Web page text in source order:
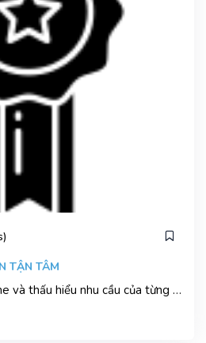
TẬN TÂM
Chúng tôi luôn lắng nghe và thấu hiểu nhu cầu của từng bệnh nhân, từ đó đưa ra các phác đồ điều trị cá nhân hóa, phù hợp nhất với tình trạng sức khỏe cụ thể